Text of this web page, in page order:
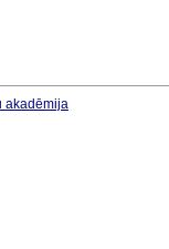
akadēmija